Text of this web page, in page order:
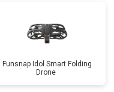
Funsnap Idol Smart Folding
Drone